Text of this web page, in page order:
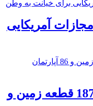
آمریکایی
توقیف 86خودروی لوکس، 187 قطعه زمین و